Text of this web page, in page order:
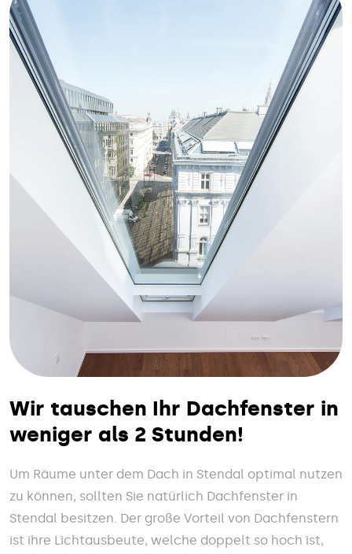
Wir tauschen Ihr Dachfenster in
weniger als 2 Stunden!
Um Räume unter dem Dach in Stendal optimal nutzen
zu können, sollten Sie natürlich Dachfenster in
Stendal besitzen. Der große Vorteil von Dachfenstern
ist ihre Lichtausbeute, welche doppelt so hoch ist,